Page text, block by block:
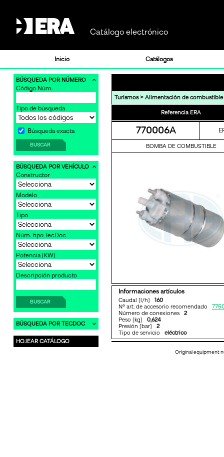
Catálogo electrónico
Inicio Catálogos
BÚSQUEDA POR NÚMERO
Código Núm.
Tipo de búsqueda
Búsqueda exacta
BUSCAR
BÚSQUEDA POR VEHÍCULO
Constructor
Modelo
Tipo
Núm. tipo TecDoc
Potencia [KW]
Descripción producto
BUSCAR
BÚSQUEDA POR TECDOC
HOJEAR CATÁLOGO
Turismos> Alimentación de combustible
Referencia ERA
770006A
BOMBA DE COMBUSTIBLE
Informaciones artículos
Caudal [l/h] 160
Nº art. de accesorio recomendado
Número de conexiones 2
Peso [kg] 0,624
Presión [bar] 2
Tipo de servicio eléctrico
Original equipment